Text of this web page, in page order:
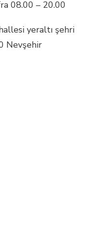
08.00 – 20.00
yeraltı şehri
Nevşehir